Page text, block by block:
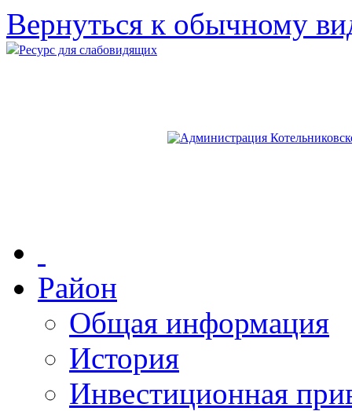
Вернуться к обычному
Ресурс для слабовидящих
Район
Общая информация
История
Инвестиционная